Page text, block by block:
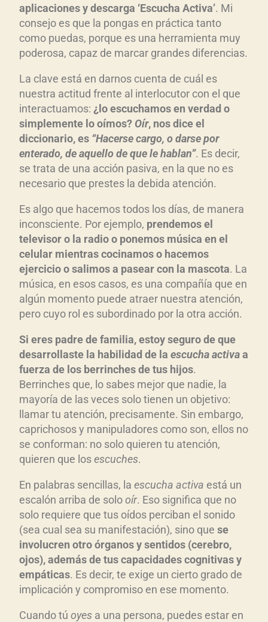
aplicaciones y descarga ‘Escucha Activa’. Mi
consejo es que la pongas en práctica tanto
como puedas, porque es una herramienta muy
poderosa, capaz de marcar grandes diferencias.
La clave está en darnos cuenta de cuál es
nuestra actitud frente al interlocutor con el que
interactuamos: ¿lo escuchamos en verdad o
simplemente lo oímos? Oír, nos dice el
diccionario, es “Hacerse cargo, o darse por
enterado, de aquello de que le hablan”. Es decir,
se trata de una acción pasiva, en la que no es
necesario que prestes la debida atención.
Es algo que hacemos todos los días, de manera
inconsciente. Por ejemplo, prendemos el
televisor o la radio o ponemos música en el
celular mientras cocinamos o hacemos
ejercicio o salimos a pasear con la mascota. La
música, en esos casos, es una compañía que en
algún momento puede atraer nuestra atención,
pero cuyo rol es subordinado por la otra acción.
Si eres padre de familia, estoy seguro de que
desarrollaste la habilidad de la escucha activaa
fuerza de los berrinches de tus hijos.
Berrinches que, lo sabes mejor que nadie, la
mayoría de las veces solo tienen un objetivo:
llamar tu atención, precisamente. Sin embargo,
caprichosos y manipuladores como son, ellos no
se conforman: no solo quieren tu atención,
quieren que losescuches.
En palabras sencillas, la escucha activa está un
escalón arriba de solooír. Eso significa que no
solo requiere que tus oídos perciban el sonido
(sea cual sea su manifestación), sino que se
involucren otro órganos y sentidos (cerebro,
ojos), además de tus capacidades cognitivas y
empáticas. Es decir, te exige un cierto grado de
implicación y compromiso en ese momento.
Cuando tú oyes a una persona, puedes estar en